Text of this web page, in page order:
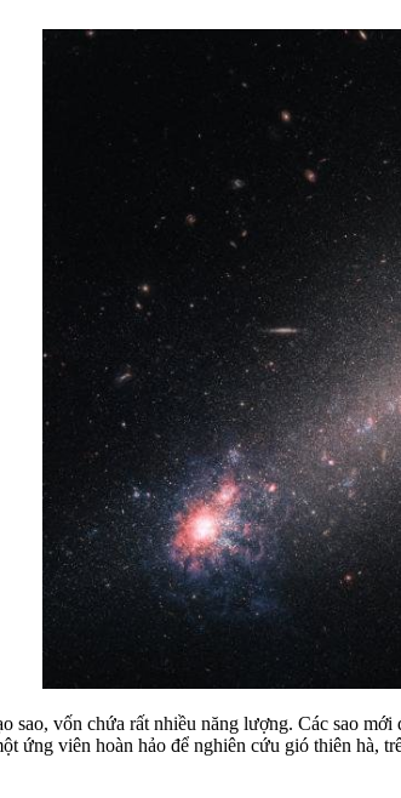
sao, vốn chứa rất nhiều năng lượng. Các sao
ứng viên hoàn hảo để nghiên cứu gió thiên hà,